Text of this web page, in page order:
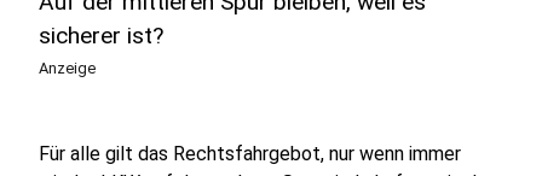
sicherer ist?
Anzeige
Für alle gilt das Rechtsfahrgebot, nur wenn immer